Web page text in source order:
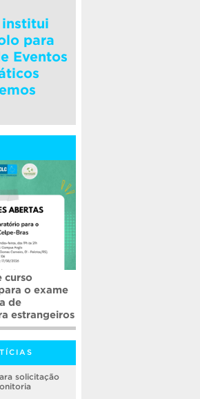
institui
para
Eventos
curso
o exame
de
estrangeiros
solicitação